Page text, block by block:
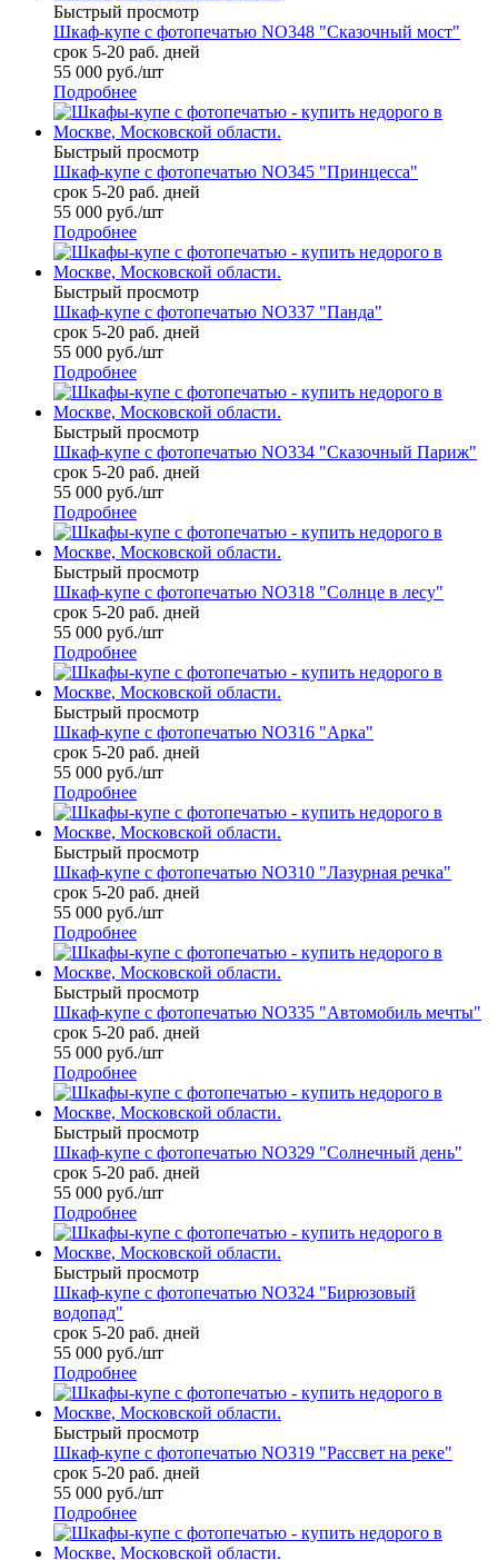
Быстрый просмотр
Шкаф-купе с фотопечатью NO348 "Сказочный мост"
срок 5-20 раб. дней
55 000 руб./шт
Подробнее
Быстрый просмотр
Шкаф-купе с фотопечатью NO345 "Принцесса"
срок 5-20 раб. дней
55 000 руб./шт
Подробнее
Быстрый просмотр
Шкаф-купе с фотопечатью NO337 "Панда"
срок 5-20 раб. дней
55 000 руб./шт
Подробнее
Быстрый просмотр
Шкаф-купе с фотопечатью NO334 "Сказочный Париж"
срок 5-20 раб. дней
55 000 руб./шт
Подробнее
Быстрый просмотр
Шкаф-купе с фотопечатью NO318 "Солнце в лесу"
срок 5-20 раб. дней
55 000 руб./шт
Подробнее
Быстрый просмотр
Шкаф-купе с фотопечатью NO316 "Арка"
срок 5-20 раб. дней
55 000 руб./шт
Подробнее
Быстрый просмотр
Шкаф-купе с фотопечатью NO310 "Лазурная речка"
срок 5-20 раб. дней
55 000 руб./шт
Подробнее
Быстрый просмотр
Шкаф-купе с фотопечатью NO335 "Автомобиль мечты"
срок 5-20 раб. дней
55 000 руб./шт
Подробнее
Быстрый просмотр
Шкаф-купе с фотопечатью NO329 "Солнечный день"
срок 5-20 раб. дней
55 000 руб./шт
Подробнее
Быстрый просмотр
Шкаф-купе с фотопечатью NO324 "Бирюзовый
водопад"
срок 5-20 раб. дней
55 000 руб./шт
Подробнее
Быстрый просмотр
Шкаф-купе с фотопечатью NO319 "Рассвет на реке"
срок 5-20 раб. дней
55 000 руб./шт
Подробнее